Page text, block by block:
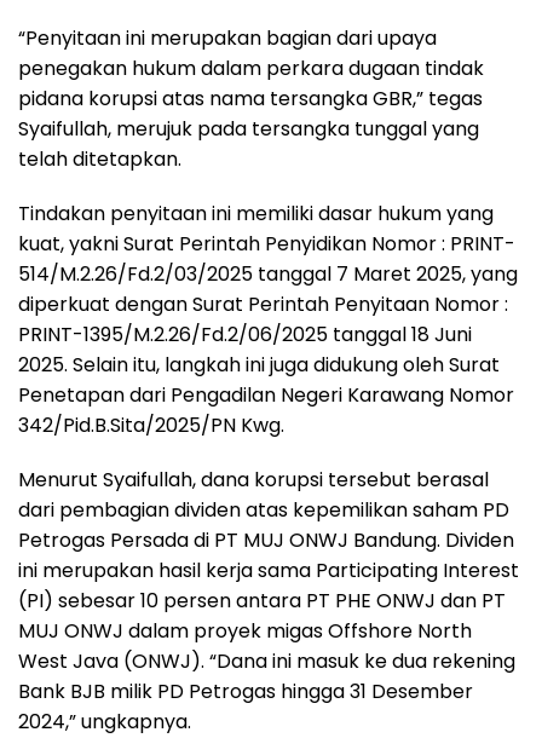
“Penyitaan ini merupakan bagian dari upaya
penegakan hukum dalam perkara dugaan tindak
pidana korupsi atas nama tersangka GBR,” tegas
Syaifullah, merujuk pada tersangka tunggal yang
telah ditetapkan.
Tindakan penyitaan ini memiliki dasar hukum yang
kuat, yakni Surat Perintah Penyidikan Nomor : PRINT-
514/M.2.26/Fd.2/03/2025 tanggal 7 Maret 2025, yang
diperkuat dengan Surat Perintah Penyitaan Nomor :
PRINT-1395/M.2.26/Fd.2/06/2025 tanggal 18 Juni
2025. Selain itu, langkah ini juga didukung oleh Surat
Penetapan dari Pengadilan Negeri Karawang Nomor
342/Pid.B.Sita/2025/PN Kwg.
Menurut Syaifullah, dana korupsi tersebut berasal
dari pembagian dividen atas kepemilikan saham PD
Petrogas Persada di PT MUJ ONWJ Bandung. Dividen
ini merupakan hasil kerja sama Participating Interest
(PI) sebesar 10 persen antara PT PHE ONWJ dan PT
MUJ ONWJ dalam proyek migas Offshore North
West Java (ONWJ). “Dana ini masuk ke dua rekening
Bank BJB milik PD Petrogas hingga 31 Desember
2024,” ungkapnya.